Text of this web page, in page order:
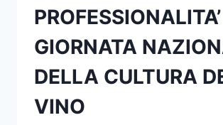
GIORNATA
DELLA CULTURA
VINO